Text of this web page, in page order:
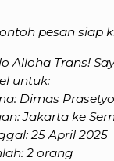
pesan siap
Alloha Trans!
untuk:
Dimas Prasetyo
Jakarta ke
25 April 2025
2 orang